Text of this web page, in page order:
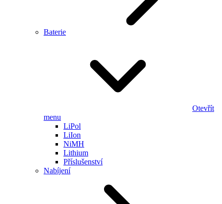
Baterie
Otevřít
menu
LiPol
LiIon
NiMH
Lithium
Příslušenství
Nabíjení